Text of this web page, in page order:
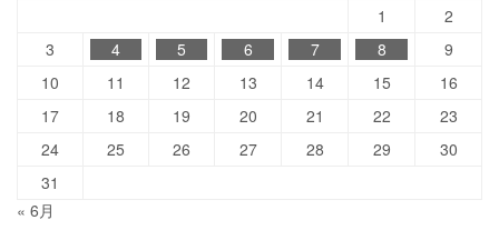
1
2
3
4 5 6 7 8
9
10
11 12 13 14 15
16
17
18 19 20 21 22
23
24
25 26 27 28 29
30
31
« 6月